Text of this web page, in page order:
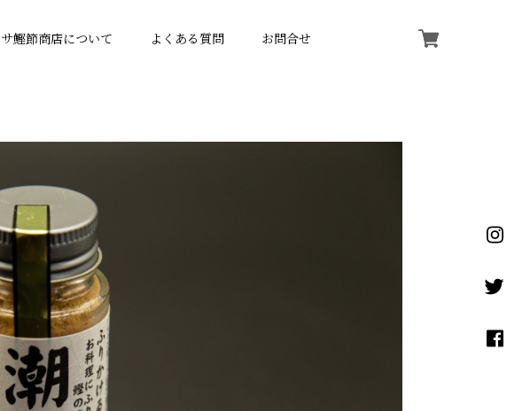
鰹節商店について よくある質問 お問合せ